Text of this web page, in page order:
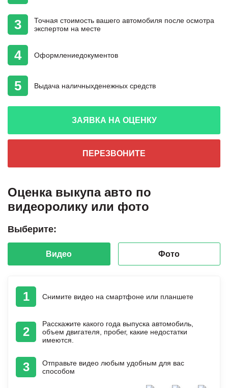
3
Точная стоимость вашего автомобиля после осмотра
экспертом на месте
4 Оформлениедокументов
5 Выдача наличныхденежных средств
ЗАЯВКА НА ОЦЕНКУ
ПЕРЕЗВОНИТЕ
Оценка выкупа авто по
видеоролику или фото
Выберите:
Видео Фото
1 Снимите видео на смартфоне или планшете
2
Расскажите какого года выпуска автомобиль,
объем двигателя, пробег, какие недостатки
имеются.
3
Отправьте видео любым удобным для вас
способом